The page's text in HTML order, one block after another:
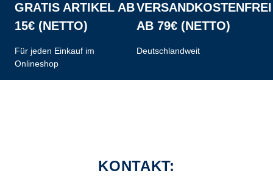
GRATIS ARTIKEL AB
15€ (NETTO)
Für jeden Einkauf im
Onlineshop
VERSANDKOSTENFREI
AB 79€ (NETTO)
Deutschlandweit
KONTAKT: